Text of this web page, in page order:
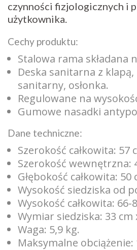
czynności fizjologicznych i
użytkownika.
Cechy produktu:
Stalowa rama składana
Deska sanitarna z
sanitarny, osłonka.
Regulowane na
Gumowe nasadki
Dane techniczne:
Szerokość całkowita: 57
Szerokość wewnętrzna:
Głębokość całkowita: 50
Wysokość siedziska od
Wysokość całkowita: 66-
Wymiar siedziska: 33 cm
Waga: 5,9 kg.
Maksymalne obciążenie: